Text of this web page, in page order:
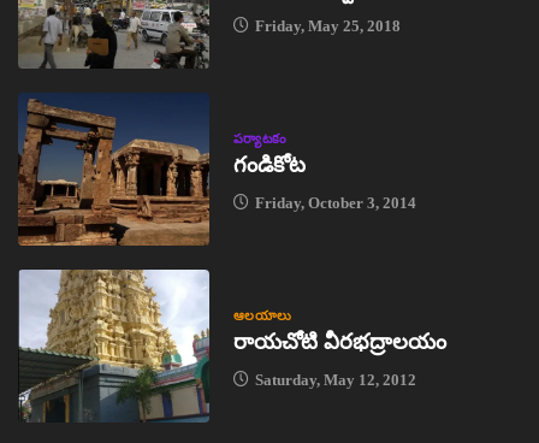
Friday, May 25, 2018
పర్యాటకం
గండికోట
Friday, October 3, 2014
ఆలయాలు
రాయచోటి వీరభద్రాలయం
Saturday, May 12, 2012